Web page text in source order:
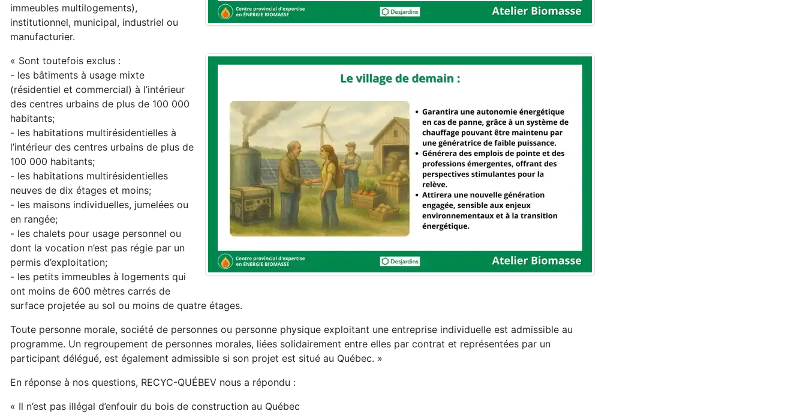
immeubles multilogements),
institutionnel, municipal, industriel ou
manufacturier.
« Sont toutefois exclus :
- les bâtiments à usage mixte
(résidentiel et commercial) à l’intérieur
des centres urbains de plus de 100 000
habitants;
- les habitations multirésidentielles à
l’intérieur des centres urbains de plus de
100 000 habitants;
- les habitations multirésidentielles
neuves de dix étages et moins;
- les maisons individuelles, jumelées ou
en rangée;
- les chalets pour usage personnel ou
dont la vocation n’est pas régie par un
permis d’exploitation;
- les petits immeubles à logements qui
ont moins de 600 mètres carrés de
surface projetée au sol ou moins de quatre étages.
Toute personne morale, société de personnes ou personne physique exploitant une entreprise individuelle est admissible au
programme. Un regroupement de personnes morales, liées solidairement entre elles par contrat et représentées par un
participant délégué, est également admissible si son projet est situé au Québec. »
En réponse à nos questions, RECYC-QUÉBEV nous a répondu :
« Il n’est pas illégal d’enfouir du bois de construction au Québec